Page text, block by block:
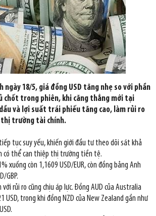
ngày 18/5, giá đồng USD tăng nhẹ so với phần
chốt trong phiên, khi căng thẳng mới tại
và lợi suất trái phiếu tăng cao, làm rủi ro
trường tài chính.
tục suy yếu, khiến giới đầu tư theo dõi sát khả
có thể can thiệp thị trường tiền tệ.
xuống còn 1,1609 USD/EUR, còn đồng bảng Anh
GBP.
rủi ro cũng chịu áp lực. Đồng AUD của Australia
USD, trong khi đồng NZD của New Zealand gần như